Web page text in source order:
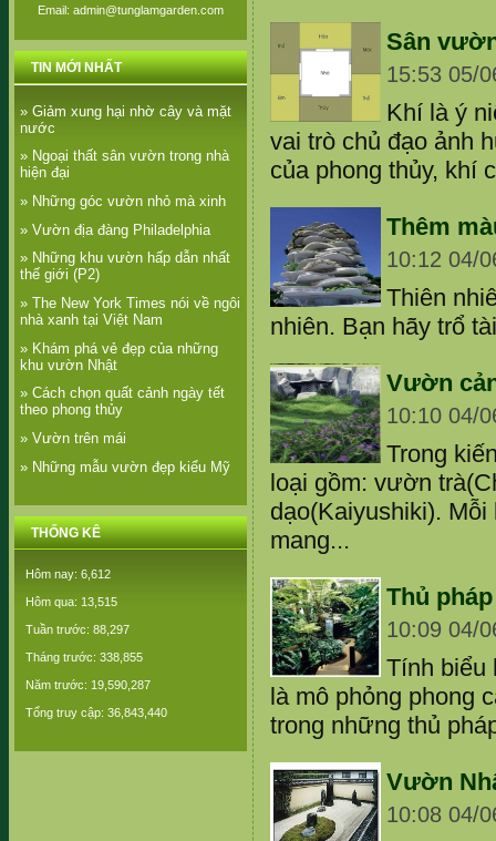
Email: admin@tunglamgarden.com
TIN MỚI NHẤT
» Giảm xung hại nhờ cây và mặt
nước
» Ngoại thất sân vườn trong nhà
hiện đại
» Những góc vườn nhỏ mà xinh
» Vườn địa đàng Philadelphia
» Những khu vườn hấp dẫn nhất
thế giới (P2)
» The New York Times nói về ngôi
nhà xanh tại Việt Nam
» Khám phá vẻ đẹp của những
khu vườn Nhật
» Cách chọn quất cảnh ngày tết
theo phong thủy
» Vườn trên mái
» Những mẫu vườn đẹp kiểu Mỹ
THỐNG KÊ
Hôm nay: 6,612
Hôm qua: 13,515
Tuần trước: 88,297
Tháng trước: 338,855
Năm trước: 19,590,287
Tổng truy cập: 36,843,440
Sân
15:53 05/
Khí là ý
vai trò chủ đạo ảnh
của phong thủy, khí
Thêm
10:12 04/
Thiên
nhiên. Bạn hãy trổ
Vườn
10:10 04/
Trong
loại gồm: vườn
dạo(Kaiyushiki).
mang...
Thủ
10:09 04/
Tính biểu
là mô phỏng phong
trong những thủ
Vườn
10:08 04/